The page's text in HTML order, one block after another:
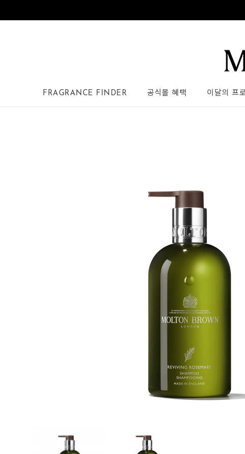
FRAGRANCE FINDER 공식몰 혜택 이달의 프